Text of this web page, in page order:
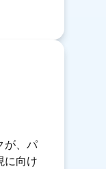
が、パ
に向け